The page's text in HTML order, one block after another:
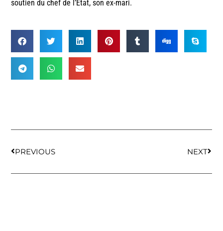
soutien du chef de l’Etat, son ex-mari.
PREVIOUS NEXT